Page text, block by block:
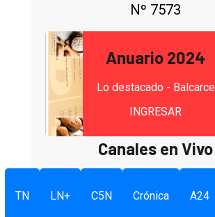
Nº 7573
Anuario 2024
Lo destacado - Balcarce
INGRESAR
Canales en Vivo
TN LN+ C5N Crónica A24